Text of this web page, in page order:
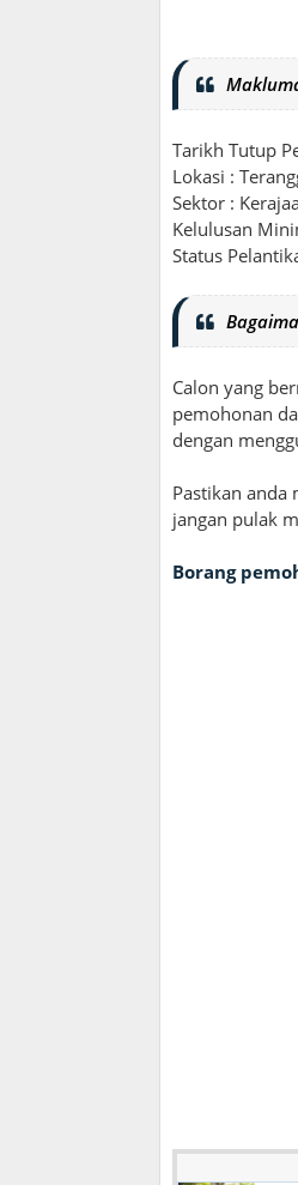
Tarikh Tutup
Lokasi :
Sektor :
Kelulusan
Status
Calon yang
pemohonan
dengan
Pastikan anda
jangan pulak
Borang